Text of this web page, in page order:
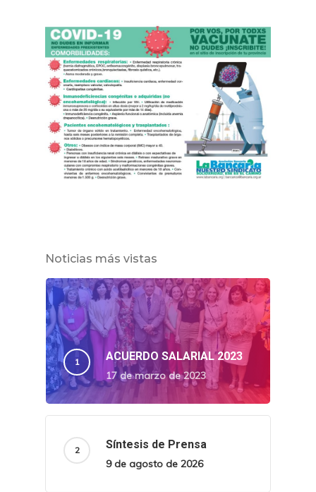
Noticias más vistas
ACUERDO SALARIAL 2023
17 de marzo de 2023
Síntesis de Prensa
9 de agosto de 2026